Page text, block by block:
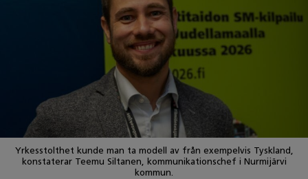
Yrkesstolthet kunde man ta modell av från exempelvis Tyskland,
konstaterar Teemu Siltanen, kommunikationschef i Nurmijärvi
kommun.